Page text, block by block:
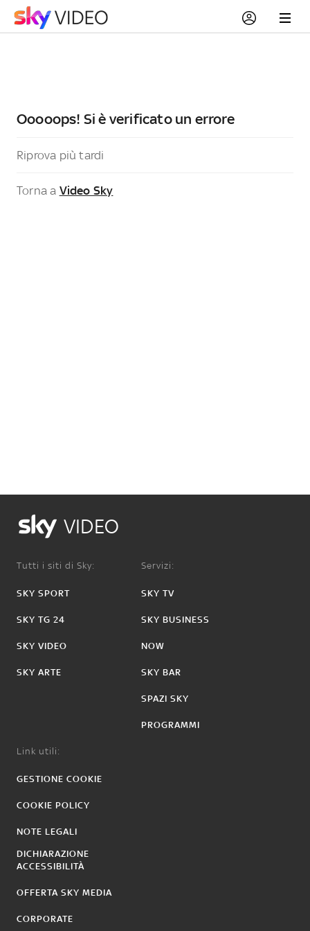
Ooooops! Si è verificato un errore
Riprova più tardi
Torna a Video Sky
VIDEO
Tutti i siti di Sky:
SKY SPORT
SKY TG 24
SKY VIDEO
SKY ARTE
Servizi:
SKY TV
SKY BUSINESS
NOW
SKY BAR
SPAZI SKY
PROGRAMMI
Link utili:
GESTIONE COOKIE
COOKIE POLICY
NOTE LEGALI
DICHIARAZIONE
ACCESSIBILITÀ
OFFERTA SKY MEDIA
CORPORATE